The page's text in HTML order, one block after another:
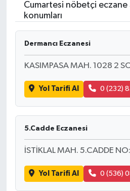
Cumartesi nöbetçi
konumları
Dermancı Eczanesi
KASIMPASA MAH. 1028 2
Yol Tarifi Al 0 (232)
5.Cadde Eczanesi
İSTİKLAL MAH. 5.CADDE
Yol Tarifi Al 0 (536)